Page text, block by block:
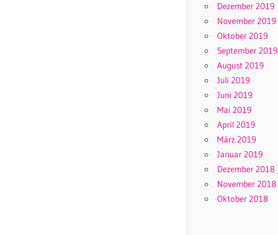
Dezember 2019
November 2019
Oktober 2019
September 2019
August 2019
Juli 2019
Juni 2019
Mai 2019
April 2019
März 2019
Januar 2019
Dezember 2018
November 2018
Oktober 2018